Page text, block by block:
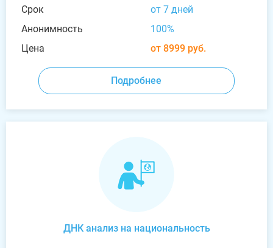
Срок
от 7 дней
Анонимность
100%
Цена
от 8999 руб.
Подробнее
ДНК анализ на национальность